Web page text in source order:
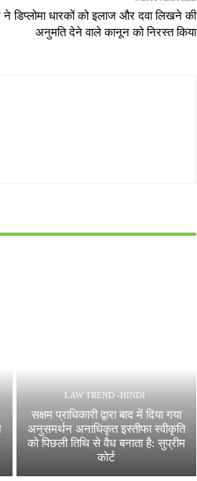
ने डिप्लोमा धारकों को इलाज और दवा लिखने की
अनुमति देने वाले कानून को निरस्त किया
LAW TREND -HINDI
सक्षम प्राधिकारी द्वारा बाद में दिया गया
अनुसमर्थन अनाधिकृत इस्तीफा स्वीकृति
को पिछली तिथि से वैध बनाता है: सुप्रीम
कोर्ट